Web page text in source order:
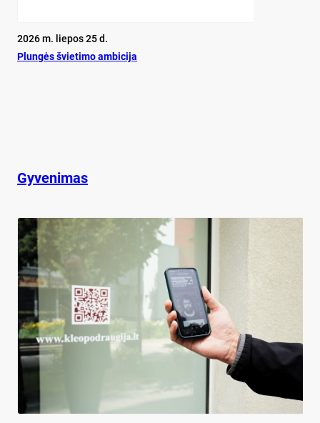
2026 m. liepos 25 d.
Plun­gės švie­ti­mo am­bi­ci­ja
Gyvenimas